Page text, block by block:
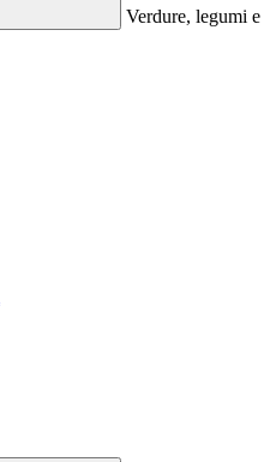
Verdure, legumi e